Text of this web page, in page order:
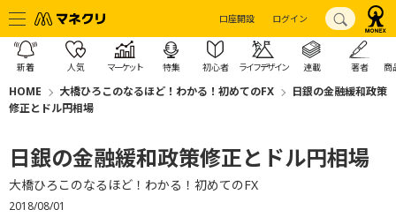
口座開設 ログイン
新着 人気 マーケット 特集 初心者 ライフデザイン 連載 著者 商
HOME 大橋ひろこのなるほど！わかる！初めてのFX
日銀の金融緩和政策
修正とドル円相場
日銀の金融緩和政策修正とドル円相場
大橋ひろこのなるほど！わかる！初めてのFX
2018/08/01